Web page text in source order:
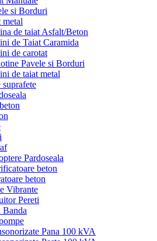
si Borduri
metal
de taiat Asfalt/Beton
de Taiat Caramida
de carotat
Pavele si Borduri
de taiat metal
suprafete
Pardoseala
beton
beton
Vibrante
Pereti
Banda
Pana 100 kVA